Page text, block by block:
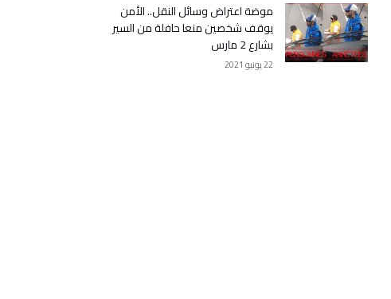
موضة اعتراض وسائل النقل.. الأمن
يوقف شخصين منعا حافلة من السير
بشارع 2 مارس
22 يونيو 2021